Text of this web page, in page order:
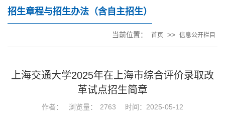
招生章程与招生办法（含自主招生）
当前位置： 首页 >> 信息公开栏目
上海交通大学2025年在上海市综合评价录取改
革试点招生简章
作者： 浏览量： 2763 时间：2025-05-12